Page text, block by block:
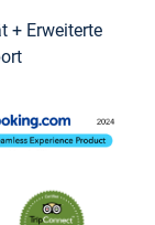
+ Erweiterte